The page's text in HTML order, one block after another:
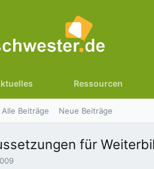
Ressourcen
Alle Beiträge Neue Beiträge
für